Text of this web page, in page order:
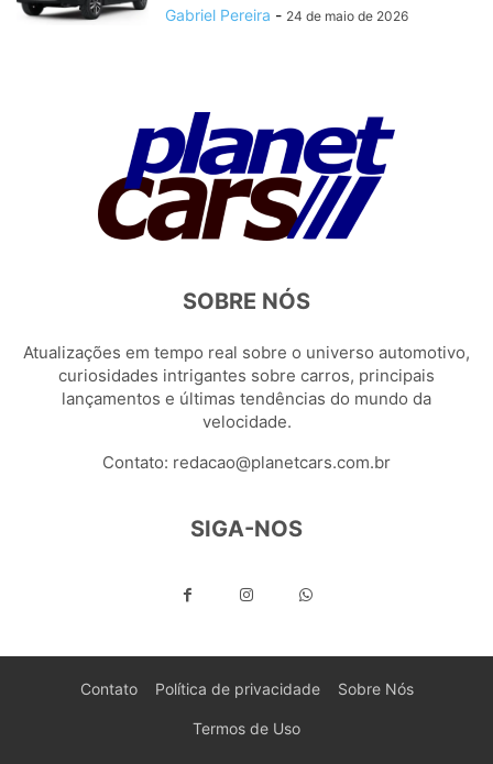
Gabriel Pereira - 24 de maio de 2026
SOBRE NÓS
Atualizações em tempo real sobre o universo automotivo,
curiosidades intrigantes sobre carros, principais
lançamentos e últimas tendências do mundo da
velocidade.
Contato: redacao@planetcars.com.br
SIGA-NOS
Contato Política de privacidade Sobre Nós
Termos de Uso